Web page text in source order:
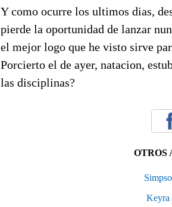
Y como ocurre los ultimos dias,
pierde la oportunidad de lanzar
el mejor logo que he visto sirve
Porcierto el de ayer, natacion,
las disciplinas?
OTROS
Keyra